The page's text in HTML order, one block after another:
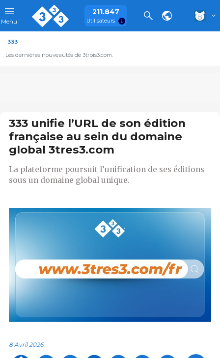
Menu
211.847
Utilisateurs
333
Les dernières nouveautés de 3trois3.com.
333 unifie l’URL de son édition
française au sein du domaine
global 3tres3.com
La plateforme poursuit l’unification de ses éditions
sous un domaine global unique.
8 Avril 2026